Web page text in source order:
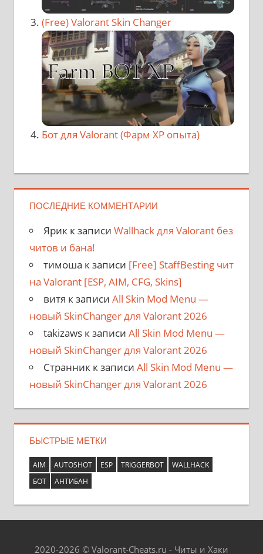
(Free) Valorant Skin Changer
Бот для Valorant (Фарм XP опыта)
ПОСЛЕДНИЕ КОММЕНТАРИИ
Ярикк записи Wallhack для Valorant без
читов и бана!
тимоша к записи [Free] StaffBesting чит
на Valorant [ESP, AIM, CFG, Skins]
витя к записи All Skin Mod Menu —
новый SkinChanger для Valorant 2026
takizawsк записи All Skin Mod Menu —
новый SkinChanger для Valorant 2026
Странникк записи All Skin Mod Menu —
новый SkinChanger для Valorant 2026
БЫСТРЫЕ МЕТКИ
AIM AUTOSHOT ESP TRIGGERBOT
WALLHACK
БОТ
АНТИБАН
2020-2026 © Valorant-Cheats.ru - Читы и Хаки